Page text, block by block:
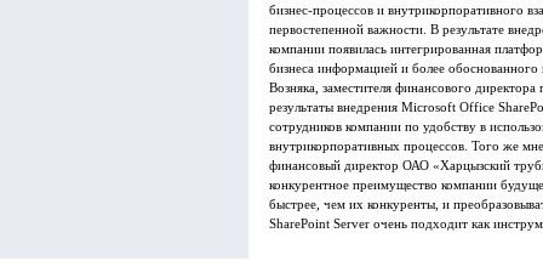
бизнес-процессов и внутрикорпоративного
первостепенной важности. В результате
компании появилась интегрированная
бизнеса информацией и более
Возняка, заместителя финансового
результаты внедрения Microsoft Office
сотрудников компании по удобству в
внутрикорпоративных процессов. Того же
финансовый директор ОАО «Харцызский
конкурентное преимущество компании
быстрее, чем их конкуренты, и
SharePoint Server очень подходит как